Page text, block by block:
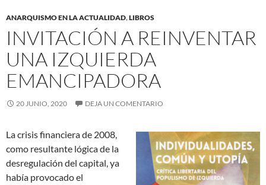
ANARQUISMO EN LA ACTUALIDAD,LIBROS
INVITACIÓN A REINVENTAR
UNA IZQUIERDA
EMANCIPADORA
20 JUNIO, 2020 DEJA UN COMENTARIO
La crisis financiera de 2008,
como resultante lógica de la
desregulación del capital, ya
había provocado el